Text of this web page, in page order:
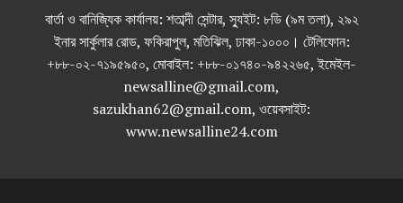
বার্তা ও বানিজ্যিক কার্যালয়: শতাব্দী সেন্টার, স্যুইট: ৮ডি (৯ম তলা), ২৯২
ইনার সার্কুলার রোড, ফকিরাপুল, মতিঝিল, ঢাকা-১০০০। টেলিফোন:
+৮৮-০২-৭১৯৫৯৫০, মোবাইল: +৮৮-০১৭৪০-৯৪২২৬৫, ইমেইল-
newsalline@gmail.com,
sazukhan62@gmail.com, ওয়েবসাইট:
www.newsalline24.com